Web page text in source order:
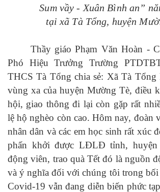
Sum vầy - Xuân Bình an”
tại xã Tà Tổng, huyện
Thầy giáo Phạm Văn Hoàn -
Phó Hiệu Trưởng Trường
THCS Tà Tổng chia sẻ: Xã Tà Tổng
vùng xa của huyện Mường Tè, điều
hội, giao thông đi lại còn gặp rất
lệ hộ nghèo còn cao. Hôm nay,
nhân dân và các em học sinh rất xúc
phấn khởi được LĐLĐ tỉnh, huyện
động viên, trao quà Tết đó là nguồn
và ý nghĩa đối với chúng tôi trong bối
Covid-19 vẫn đang diễn biến phức